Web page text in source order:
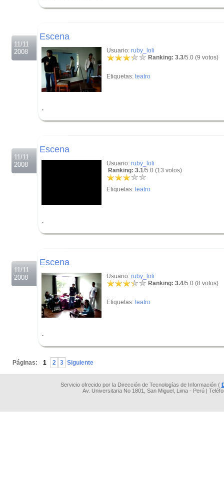
11/11
2008
Escena
Usuario: ruby_loli
Ranking: 3.3/5.0 (9 votos)
Etiquetas: teatro
.
11/11
2008
Escena
Usuario: ruby_loli
Ranking: 3.1/5.0 (13 votos)
Etiquetas: teatro
.
11/11
2008
Escena
Usuario: ruby_loli
Ranking: 3.4/5.0 (8 votos)
Etiquetas: teatro
.
Páginas: 1 2 3 Siguiente
Servicio ofrecido por la Dirección de Tecnologías de Información (
Av. Universitaria No 1801, San Miguel, Lima - Perú |